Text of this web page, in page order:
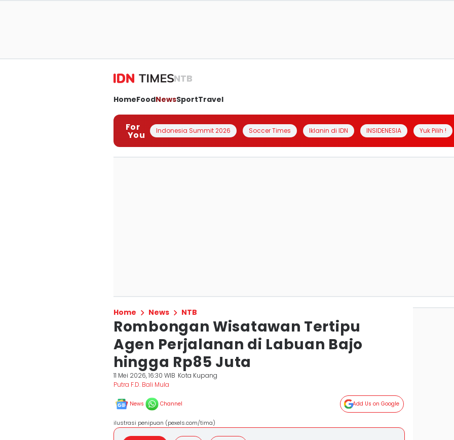
NTB
HomeFoodNewsSportTravel
For
You Indonesia Summit 2026 Soccer Times Iklanin di IDN INSIDENESIA Yuk Pilih !
Home News NTB
Rombongan Wisatawan Tertipu
Agen Perjalanan di Labuan Bajo
hingga Rp85 Juta
11 Mei 2026, 16:30 WIB Kota Kupang
Putra F.D. Bali Mula
News Channel Add Us on Google
ilustrasi penipuan (pexels.com/tima)